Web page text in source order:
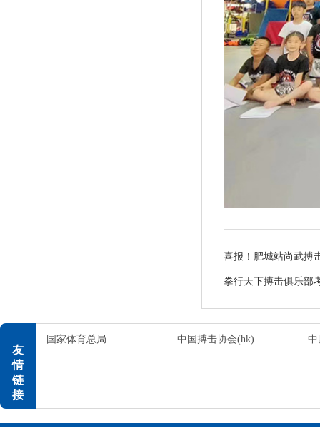
喜报！肥城站尚武搏
拳行天下搏击俱乐部
友
情
链
接
国家体育总局 中国搏击协会(hk) 中